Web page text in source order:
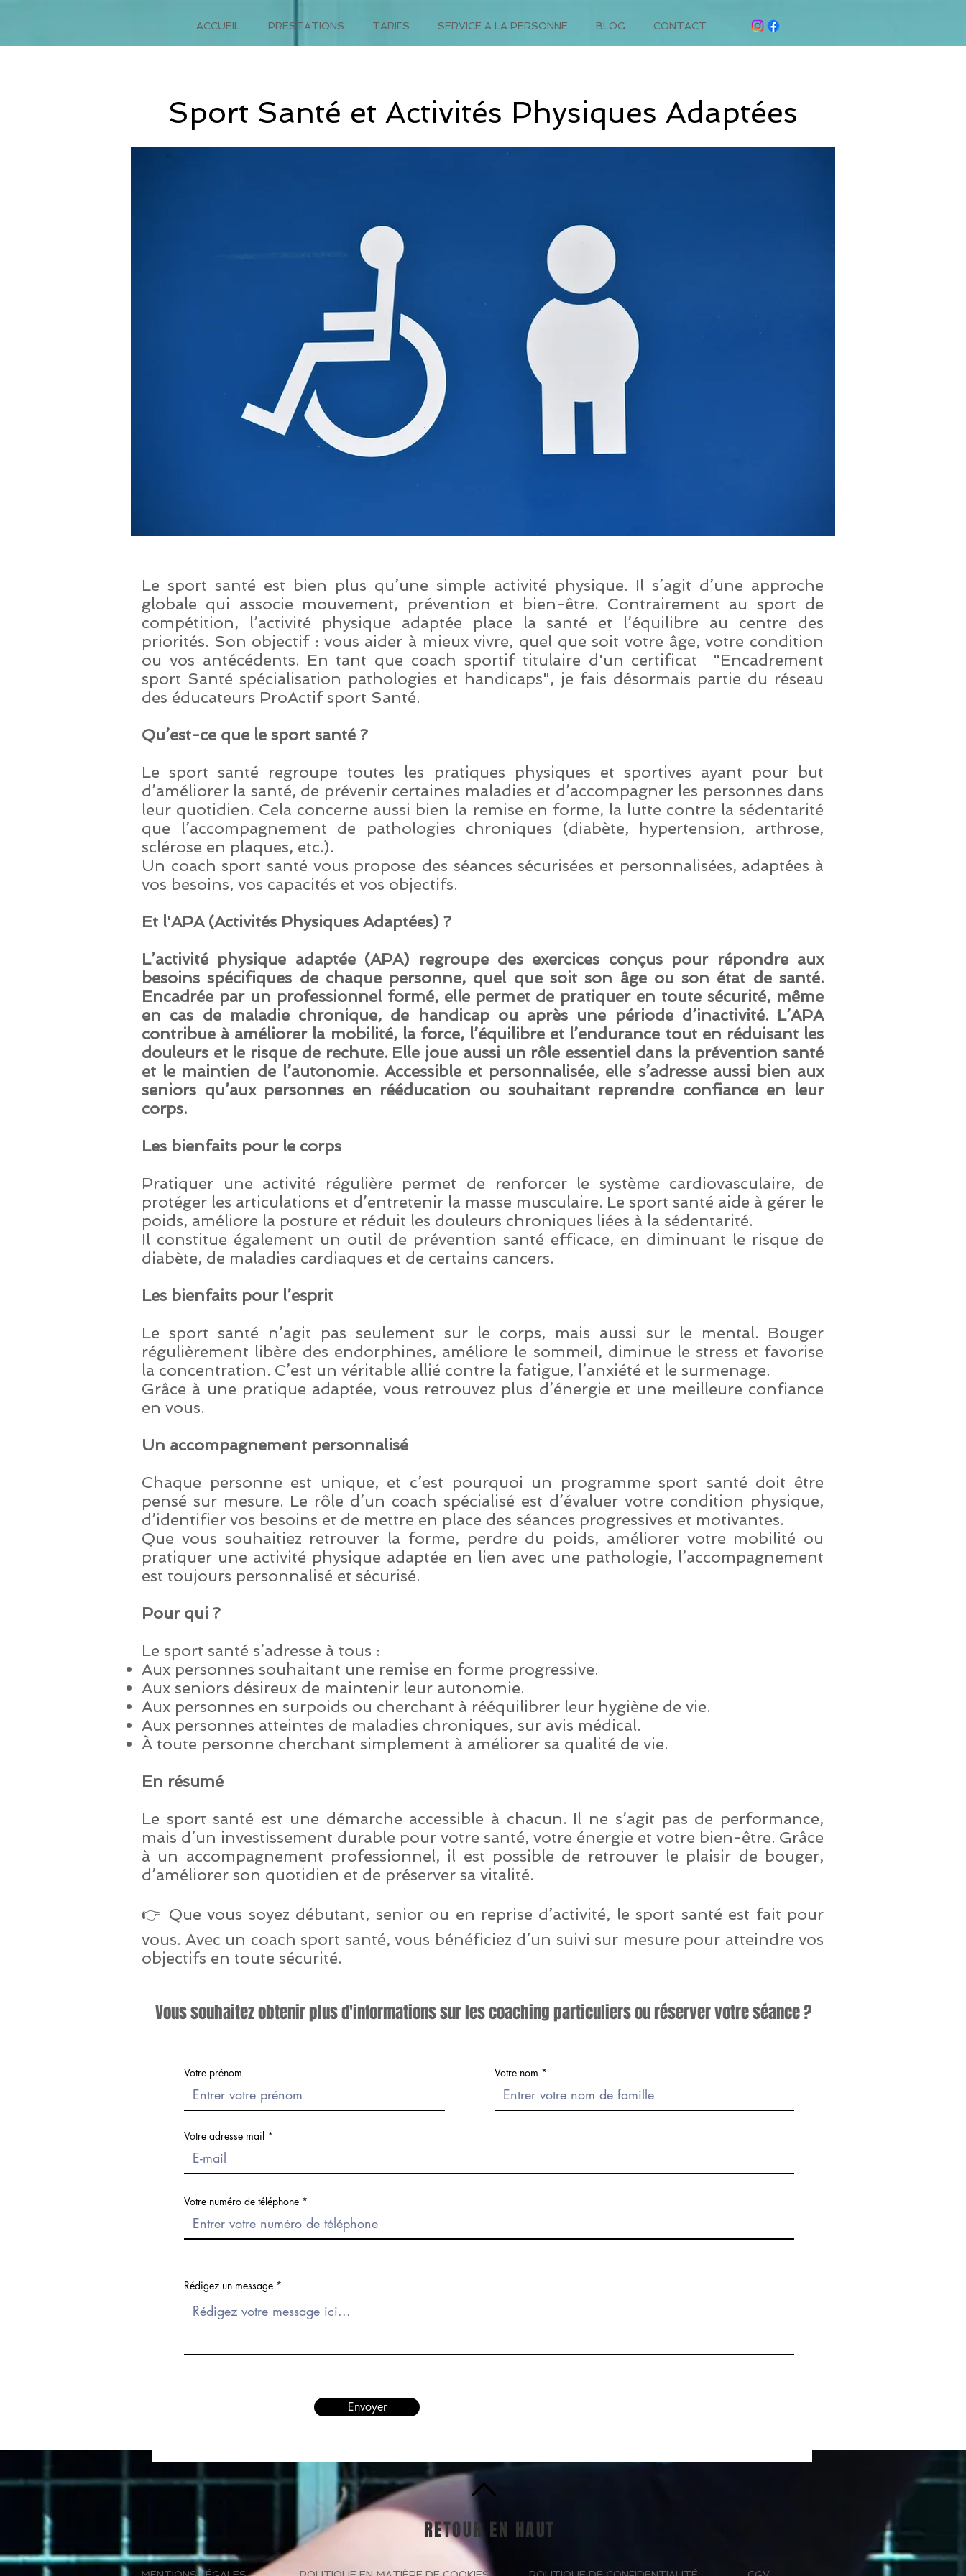
ACCUEIL PRESTATIONS TARIFS SERVICE A LA PERSONNE BLOG CONTACT
Sport Santé et Activités Physiques Adaptées
Le sport santé est bien plus qu’une simple activité physique. Il s’agit d’une approche
globale qui associe mouvement, prévention et bien-être. Contrairement au sport de
compétition, l’activité physique adaptée place la santé et l’équilibre au centre des
priorités. Son objectif : vous aider à mieux vivre, quel que soit votre âge, votre condition
ou vos antécédents. En tant que coach sportif titulaire d'un certificat "Encadrement
sport Santé spécialisation pathologies et handicaps", je fais désormais partie du réseau
des éducateurs ProActifsport Santé.
Qu’est-ce que le sport santé ?
Le sport santé regroupe toutes les pratiques physiques et sportives ayant pour but
d’améliorer la santé, de prévenir certaines maladies et d’accompagner les personnes dans
leur quotidien. Cela concerne aussi bien la remise en forme, la lutte contre la sédentarité
que l’accompagnement de pathologies chroniques (diabète, hypertension, arthrose,
sclérose en plaques, etc.).
Un coach sport santé vous propose des séances sécurisées et personnalisées, adaptées à
vos besoins, vos capacités et vos objectifs.
Et l'APA (Activités Physiques Adaptées) ?
L’activité physique adaptée (APA) regroupe des exercices conçus pour répondre aux
besoins spécifiques de chaque personne, quel que soit son âge ou son état de santé.
Encadrée par un professionnel formé, elle permet de pratiquer en toute sécurité, même
en cas de maladie chronique, de handicap ou après une période d’inactivité. L’APA
contribue à améliorer la mobilité, la force, l’équilibre et l’endurance tout en réduisant les
douleurs et le risque de rechute. Elle joue aussi un rôle essentiel dans la prévention santé
et le maintien de l’autonomie. Accessible et personnalisée, elle s’adresse aussi bien aux
seniors qu’aux personnes en rééducation ou souhaitant reprendre confiance en leur
corps.
Les bienfaits pour le corps
Pratiquer une activité régulière permet de renforcer le système cardiovasculaire, de
protéger les articulations et d’entretenir la masse musculaire. Le sport santé aide à gérer le
poids, améliore la posture et réduit les douleurs chroniques liées à la sédentarité.
Il constitue également un outil de prévention santé efficace, en diminuant le risque de
diabète, de maladies cardiaques et de certains cancers.
Les bienfaits pour l’esprit
Le sport santé n’agit pas seulement sur le corps, mais aussi sur le mental. Bouger
régulièrement libère des endorphines, améliore le sommeil, diminue le stress et favorise
la concentration. C’est un véritable allié contre la fatigue, l’anxiété et le surmenage.
Grâce à une pratique adaptée, vous retrouvez plus d’énergie et une meilleure confiance
en vous.
Un accompagnement personnalisé
Chaque personne est unique, et c’est pourquoi un programme sport santé doit être
pensé sur mesure. Le rôle d’un coach spécialisé est d’évaluer votre condition physique,
d’identifier vos besoins et de mettre en place des séances progressives et motivantes.
Que vous souhaitiez retrouver la forme, perdre du poids, améliorer votre mobilité ou
pratiquer une activité physique adaptée en lien avec une pathologie, l’accompagnement
est toujours personnalisé et sécurisé.
Pour qui ?
Le sport santé s’adresse à tous :
Aux personnes souhaitant une remise en forme progressive.
Aux seniors désireux de maintenir leur autonomie.
Aux personnes en surpoids ou cherchant à rééquilibrer leur hygiène de vie.
Aux personnes atteintes de maladies chroniques, sur avis médical.
À toute personne cherchant simplement à améliorer sa qualité de vie.
En résumé
Le sport santé est une démarche accessible à chacun. Il ne s’agit pas de performance,
mais d’un investissement durable pour votre santé, votre énergie et votre bien-être. Grâce
à un accompagnement professionnel, il est possible de retrouver le plaisir de bouger,
d’améliorer son quotidien et de préserver sa vitalité.
👉 Que vous soyez débutant, senior ou en reprise d’activité, le sport santé est fait pour
vous. Avec un coach sport santé, vous bénéficiez d’un suivi sur mesure pour atteindre vos
objectifs en toute sécurité.
Vous souhaitez obtenir plus d'informations sur les coaching particuliers ou réserver votre séance ?
Votre prénom Votre nom
Votre adresse mail
Votre numéro de téléphone
Rédigez un message
Envoyer
RETOUR EN HAUT